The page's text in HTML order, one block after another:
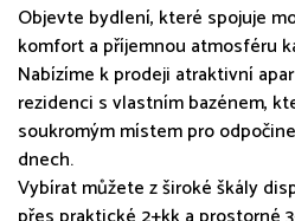
Objevte bydlení, které spojuje
komfort a příjemnou atmosféru
Nabízíme k prodeji atraktivní
rezidenci s vlastním bazénem,
soukromým místem pro
dnech.
Vybírat můžete z široké škály